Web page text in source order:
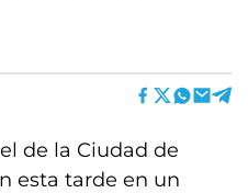
de la Ciudad de
esta tarde en un